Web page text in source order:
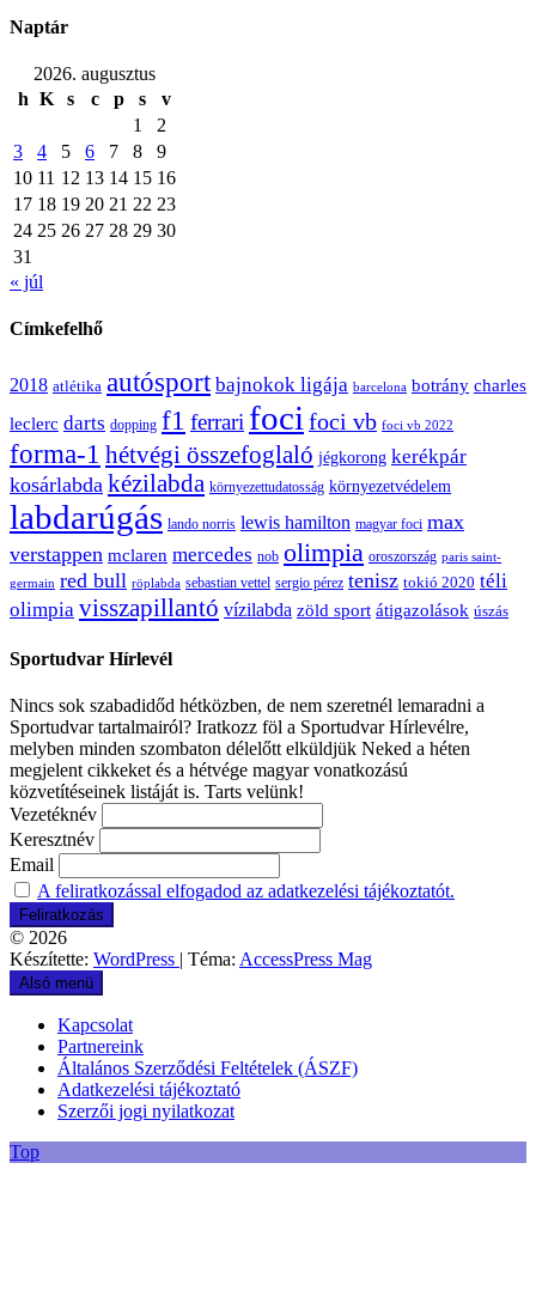
Naptár
2026. augusztus
h K s c p s
v
1
2
3
4 5 6 7 8
9
10 11 12 13 14 15 16
17 18 19 20 21 22 23
24 25 26 27 28 29 30
31
« júl
Címkefelhő
2018 atlétika autósport bajnokok ligája barcelona botrány charles
leclerc darts dopping f1 ferrari foci foci vb foci vb 2022
forma-1 hétvégi összefoglaló jégkorong kerékpár
kosárlabda kézilabda környezettudatosság környezetvédelem
labdarúgás lando norris lewis hamilton magyar foci max
verstappen mclaren mercedes nob olimpia oroszország paris saint-
germain red bull röplabda sebastian vettel sergio pérez tenisz tokió 2020 téli
olimpia visszapillantó vízilabda zöld sport átigazolások úszás
Sportudvar Hírlevél
Nincs sok szabadidőd hétközben, de nem szeretnél lemaradni a
Sportudvar tartalmairól? Iratkozz föl a Sportudvar Hírlevélre,
melyben minden szombaton délelőtt elküldjük Neked a héten
megjelent cikkeket és a hétvége magyar vonatkozású
közvetítéseinek listáját is. Tarts velünk!
Vezetéknév
Keresztnév
Email
A feliratkozással elfogadod az adatkezelési tájékoztatót.
© 2026
Készítette: WordPress | Téma: AccessPress Mag
Alsó menü
Kapcsolat
Partnereink
Általános Szerződési Feltételek (ÁSZF)
Adatkezelési tájékoztató
Szerzői jogi nyilatkozat
Top